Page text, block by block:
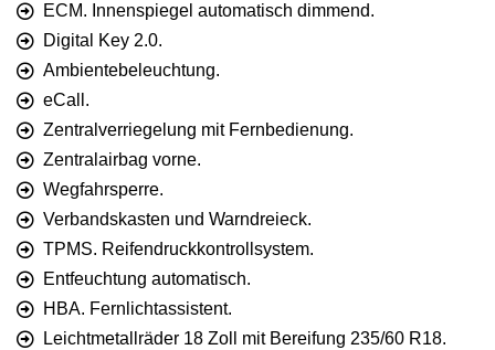
ECM. Innenspiegel automatisch dimmend.
Digital Key 2.0.
Ambientebeleuchtung.
eCall.
Zentralverriegelung mit Fernbedienung.
Zentralairbag vorne.
Wegfahrsperre.
Verbandskasten und Warndreieck.
TPMS. Reifendruckkontrollsystem.
Entfeuchtung automatisch.
HBA. Fernlichtassistent.
Leichtmetallräder 18 Zoll mit Bereifung 235/60 R18.